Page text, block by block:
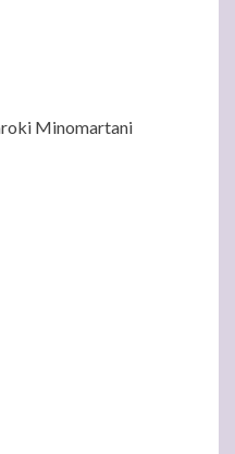
Minomartani